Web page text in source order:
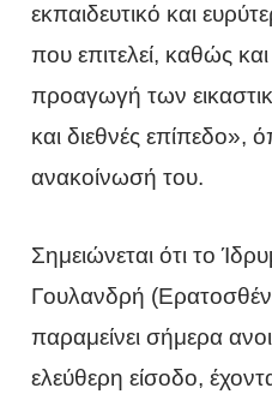
εκπαιδευτικό και
που επιτελεί, καθώς
προαγωγή των
και διεθνές επίπεδο»,
ανακοίνωσή του.
Σημειώνεται ότι το
Γουλανδρή
παραμείνει σήμερα
ελεύθερη είσοδο,